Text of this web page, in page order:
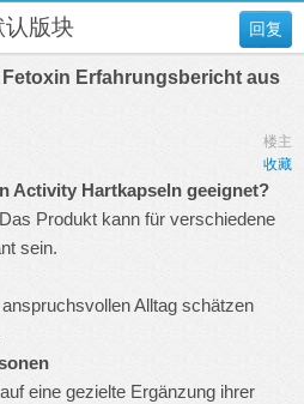
回复
认版块
Erfahrungsbericht aus
楼主
收藏
Activity Hartkapseln geeignet?
Das Produkt kann für verschiedene
sein.
Alltag schätzen
eine gezielte Ergänzung ihrer